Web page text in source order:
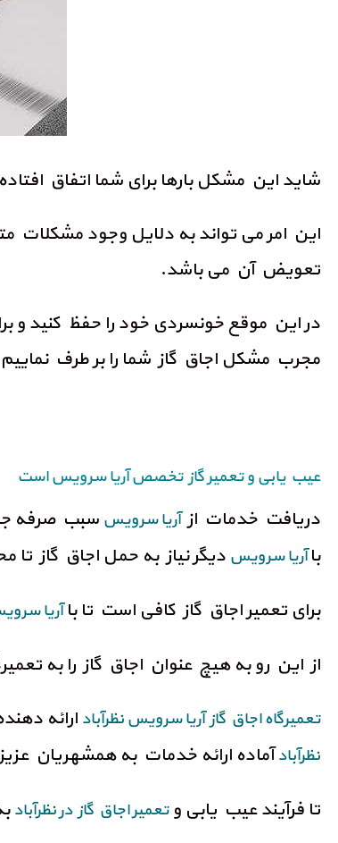
شاید این مشکل بارها برای شما اتفاق
این امر می تواند به دلایل وجود مشکلات
تعویض آن می باشد.
در این موقع خونسردی خود را حفظ کنید و
مجرب مشکل اجاق گاز شما را بر طرف
عیب یابی و تعمیر گاز تخصص آریا سرویس است
دریافت خدمات ازآریا سرویس سبب صرفه
باآریا سرویس دیگر نیاز به حمل اجاق گاز
برای تعمیر اجاق گاز کافی است تا باآریا
از این رو به هیچ عنوان اجاق گاز را به
تعمیرگاه اجاق گاز آریا سرویس نظرآباد ارائه
نظرآبادآماده ارائه خدمات به همشهریان
تا فرآیند عیب یابی وتعمیر اجاق گاز در نظرآباد